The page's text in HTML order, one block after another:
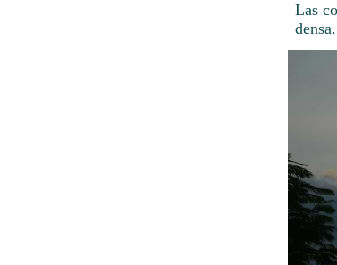
Las
densa.